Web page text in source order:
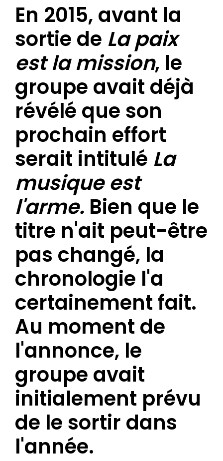
En 2015, avant la
sortie de La paix
est la mission, le
groupe avait déjà
révélé que son
prochain effort
serait intitulé La
musique est
l'arme. Bien que le
titre n'ait peut-être
pas changé, la
chronologie l'a
certainement fait.
Au moment de
l'annonce, le
groupe avait
initialement prévu
de le sortir dans
l'année.